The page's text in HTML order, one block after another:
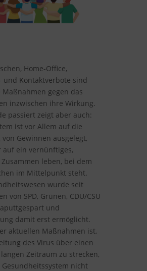
Home-Office,
und Kontaktverbote sind
Maßnahmen gegen das
inzwischen ihre Wirkung.
passiert zeigt aber auch:
ist vor Allem auf die
von Gewinnen ausgelegt,
auf ein vernünftiges,
leben, bei dem
im Mittelpunkt steht.
wurde seit
von SPD, Grünen, CDU/CSU
und
damit erst ermöglicht.
aktuellen Maßnahmen ist,
des Virus über einen
Zeitraum zu strecken,
nicht